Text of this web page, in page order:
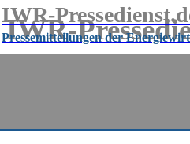
IWR-
IWR-
Pressemitteilungen der